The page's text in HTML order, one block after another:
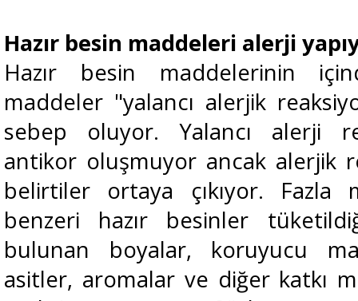
Hazır besin maddeleri alerji
Hazır besin maddelerinin
maddeler "yalancı alerjik
sebep oluyor. Yalancı alerji
antikor oluşmuyor ancak alerjik
belirtiler ortaya çıkıyor. Fazla
benzeri hazır besinler
bulunan boyalar, koruyucu
asitler, aromalar ve diğer katkı